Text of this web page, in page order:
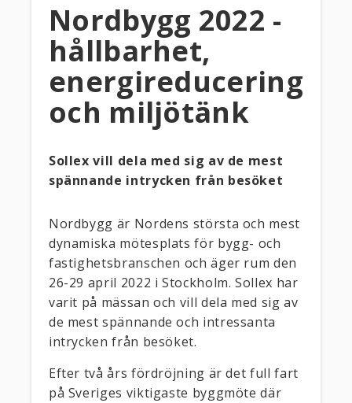
Nordbygg 2022 -
hållbarhet,
energireducering
och miljötänk
Sollex vill dela med sig av de mest
spännande intrycken från besöket
Nordbygg är Nordens största och mest
dynamiska mötesplats för bygg- och
fastighetsbranschen och äger rum den
26-29 april 2022 i Stockholm. Sollex har
varit på mässan och vill dela med sig av
de mest spännande och intressanta
intrycken från besöket.
Efter två års fördröjning är det full fart
på Sveriges viktigaste byggmöte där